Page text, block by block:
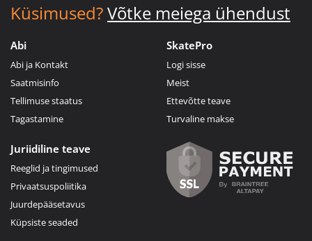
Küsimused?Võtke meiega ühendust
Abi
Abi ja Kontakt
Saatmisinfo
Tellimuse staatus
Tagastamine
SkatePro
Logi sisse
Meist
Ettevõtte teave
Turvaline makse
Juriidiline teave
Reeglid ja tingimused
Privaatsuspoliitika
Juurdepääsetavus
Küpsiste seaded